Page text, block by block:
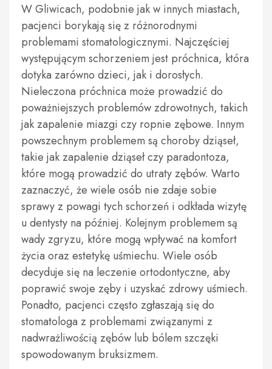
W Gliwicach, podobnie jak w innych miastach,
pacjenci borykają się z różnorodnymi
problemami stomatologicznymi. Najczęściej
występującym schorzeniem jest próchnica, która
dotyka zarówno dzieci, jak i dorosłych.
Nieleczona próchnica może prowadzić do
poważniejszych problemów zdrowotnych, takich
jak zapalenie miazgi czy ropnie zębowe. Innym
powszechnym problemem są choroby dziąseł,
takie jak zapalenie dziąseł czy paradontoza,
które mogą prowadzić do utraty zębów. Warto
zaznaczyć, że wiele osób nie zdaje sobie
sprawy z powagi tych schorzeń i odkłada wizytę
u dentysty na później. Kolejnym problemem są
wady zgryzu, które mogą wpływać na komfort
życia oraz estetykę uśmiechu. Wiele osób
decyduje się na leczenie ortodontyczne, aby
poprawić swoje zęby i uzyskać zdrowy uśmiech.
Ponadto, pacjenci często zgłaszają się do
stomatologa z problemami związanymi z
nadwrażliwością zębów lub bólem szczęki
spowodowanym bruksizmem.